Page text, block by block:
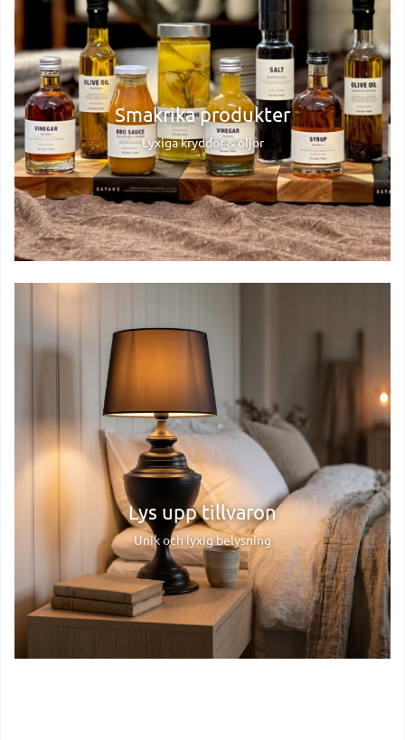
Smakrika produkter
Lyxiga kryddor & oljor
Lys upp tillvaron
Unik och lyxig belysning